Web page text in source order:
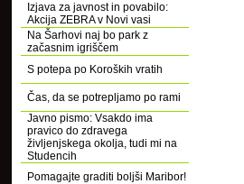
Izjava za javnost in povabilo:
Akcija ZEBRA v Novi vasi
Na Šarhovi naj bo park z
začasnim igriščem
S potepa po Koroških vratih
Čas, da se potrepljamo po rami
Javno pismo: Vsakdo ima
pravico do zdravega
življenjskega okolja, tudi mi na
Studencih
Pomagajte graditi boljši Maribor!